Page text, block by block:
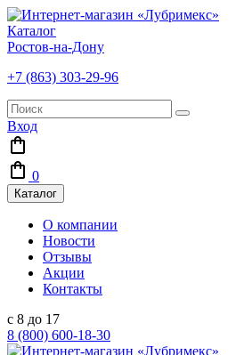
Каталог
Ростов-на-Дону
+7 (863) 303-29-96
Вход
0
Каталог
О компании
Новости
Отзывы
Акции
Контакты
с 8 до 17
8 (800) 600-18-30